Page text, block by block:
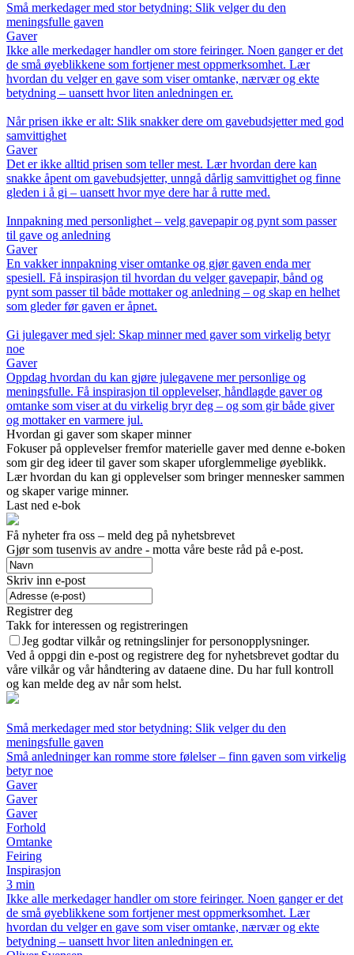
Små merkedager med stor betydning: Slik velger du den
meningsfulle gaven
Gaver
Ikke alle merkedager handler om store feiringer. Noen ganger er det
de små øyeblikkene som fortjener mest oppmerksomhet. Lær
hvordan du velger en gave som viser omtanke, nærvær og ekte
betydning – uansett hvor liten anledningen er.
Når prisen ikke er alt: Slik snakker dere om gavebudsjetter med god
samvittighet
Gaver
Det er ikke alltid prisen som teller mest. Lær hvordan dere kan
snakke åpent om gavebudsjetter, unngå dårlig samvittighet og finne
gleden i å gi – uansett hvor mye dere har å rutte med.
Innpakning med personlighet – velg gavepapir og pynt som passer
til gave og anledning
Gaver
En vakker innpakning viser omtanke og gjør gaven enda mer
spesiell. Få inspirasjon til hvordan du velger gavepapir, bånd og
pynt som passer til både mottaker og anledning – og skap en helhet
som gleder før gaven er åpnet.
Gi julegaver med sjel: Skap minner med gaver som virkelig betyr
noe
Gaver
Oppdag hvordan du kan gjøre julegavene mer personlige og
meningsfulle. Få inspirasjon til opplevelser, håndlagde gaver og
omtanke som viser at du virkelig bryr deg – og som gir både giver
og mottaker en varmere jul.
Hvordan gi gaver som skaper minner
Fokuser på opplevelser fremfor materielle gaver med denne e-boken
som gir deg ideer til gaver som skaper uforglemmelige øyeblikk.
Lær hvordan du kan gi opplevelser som bringer mennesker sammen
og skaper varige minner.
Last ned e-bok
Få nyheter fra oss – meld deg på nyhetsbrevet
Gjør som tusenvis av andre - motta våre beste råd på e-post.
Skriv inn e-post
Registrer deg
Takk for interessen og registreringen
Jeg godtar vilkår og retningslinjer for personopplysninger.
Ved å oppgi din e-post og registrere deg for nyhetsbrevet godtar du
våre vilkår og vår håndtering av dataene dine. Du har full kontroll
og kan melde deg av når som helst.
Små merkedager med stor betydning: Slik velger du den
meningsfulle gaven
Små anledninger kan romme store følelser – finn gaven som virkelig
betyr noe
Gaver
Gaver
Gaver
Forhold
Omtanke
Feiring
Inspirasjon
3 min
Ikke alle merkedager handler om store feiringer. Noen ganger er det
de små øyeblikkene som fortjener mest oppmerksomhet. Lær
hvordan du velger en gave som viser omtanke, nærvær og ekte
betydning – uansett hvor liten anledningen er.